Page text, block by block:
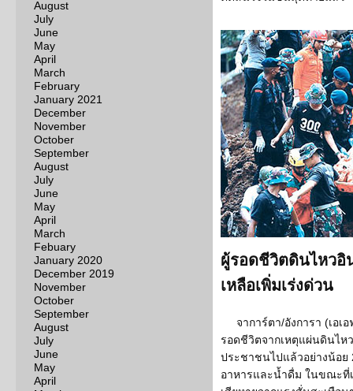
August
July
June
May
April
March
February
January 2021
December
November
October
September
August
July
June
May
April
March
Febuary
January 2020
December 2019
November
October
September
August
July
June
May
April
ผู้รอดชีวิตดินไหวอิ
เหลือเพิ่มเร่งด่วน
จาการ์ตา/อังการา (เอ
รอดชีวิตจากเหตุแผ่นดินไห
ประชาชนไปแล้วอย่างน้อย
อาหารและน้ำดื่ม ในขณะที่